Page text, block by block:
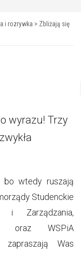
i rozrywka > Zbliżają się
wyrazu! Trzy
bo wtedy ruszają
Studenckie
i Zarządzania,
oraz WSPiA
zapraszają Was